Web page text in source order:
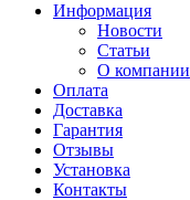
Информация
Новости
Статьи
О компании
Оплата
Доставка
Гарантия
Отзывы
Установка
Контакты